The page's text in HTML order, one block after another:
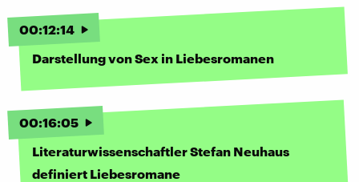
00:12:14
Darstellung von Sex in Liebesromanen
00:16:05
Literaturwissenschaftler Stefan Neuhaus
definiert Liebesromane